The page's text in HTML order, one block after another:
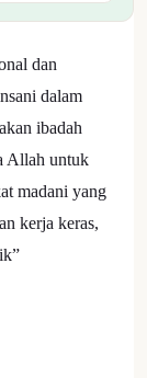
dan
dalam
ibadah
Allah untuk
madani yang
kerja keras,